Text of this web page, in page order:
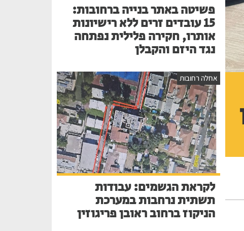
פשיטה באתר בנייה ברחובות:
15 עובדים זרים ללא רישיונות
אותרו, חקירה פלילית נפתחה
נגד היזם והקבלן
אחלה רחובות
לקראת הגשמים: עבודות
תשתית נרחבות במערכת
הניקוז ברחוב ראובן פריגוזין